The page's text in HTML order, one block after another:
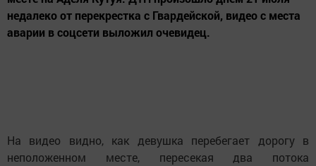
недалеко от перекрестка с Гвардейской, видео с места
аварии в соцсети выложил очевидец.
На видео видно, как девушка перебегает дорогу в
неположенном месте, пересекая два потока